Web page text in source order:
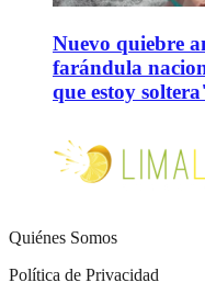
Nuevo quiebre
farándula
que estoy
Quiénes Somos
Política de Privacidad